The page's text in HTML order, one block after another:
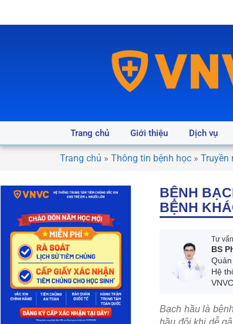
Trang chủ Giới thiệu Dịch vụ
Trang chủ » Thông tin bệnh học » Truyền
BỆNH
BỆNH
Tư
BS
Hệ
VNVC
Bạch hầu là
hầu đôi khi dễ